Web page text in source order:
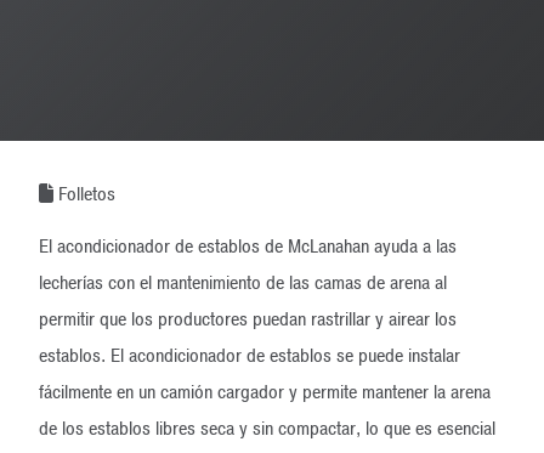
Folletos
El acondicionador de establos de McLanahan ayuda a las
lecherías con el mantenimiento de las camas de arena al
permitir que los productores puedan rastrillar y airear los
establos. El acondicionador de establos se puede instalar
fácilmente en un camión cargador y permite mantener la arena
de los establos libres seca y sin compactar, lo que es esencial